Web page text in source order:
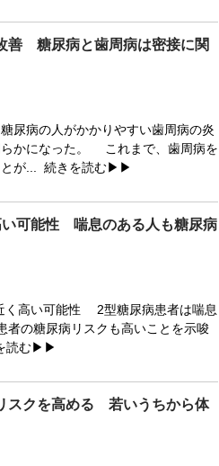
善 糖尿病と歯周病は密接に関
尿病の人がかかりやすい歯周病の炎
らかになった。 これまで、歯周病を
が... 続きを読む▶▶
い可能性 喘息のある人も糖尿病
く高い可能性 2型糖尿病患者は喘息
者の糖尿病リスクも高いことを示唆
読む▶▶
スクを高める 若いうちから体